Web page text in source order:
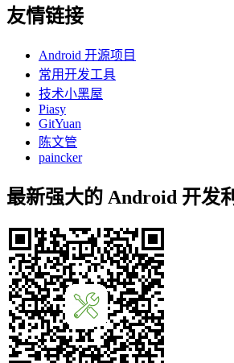
友情链接
Android 开源项目
常用开发工具
技术小黑屋
Piasy
GitYuan
陈文管
paincker
最新强大的 Android 开发